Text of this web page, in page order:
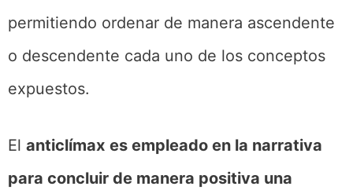
permitiendo ordenar de manera ascendente
o descendente cada uno de los conceptos
expuestos.
El anticlímax es empleado en la narrativa
para concluir de manera positiva una